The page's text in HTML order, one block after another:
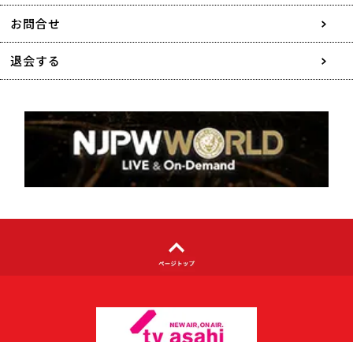
協賛・広告媒体のご案内
特定商取引に関する表記
著作権について
利用者情報の外部送信について
お問合せ
退会する